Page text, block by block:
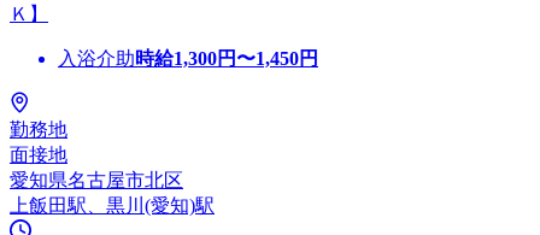
Ｋ】
入浴介助時給1,300円〜1,450円
勤務地
面接地
愛知県名古屋市北区
上飯田駅、黒川(愛知)駅